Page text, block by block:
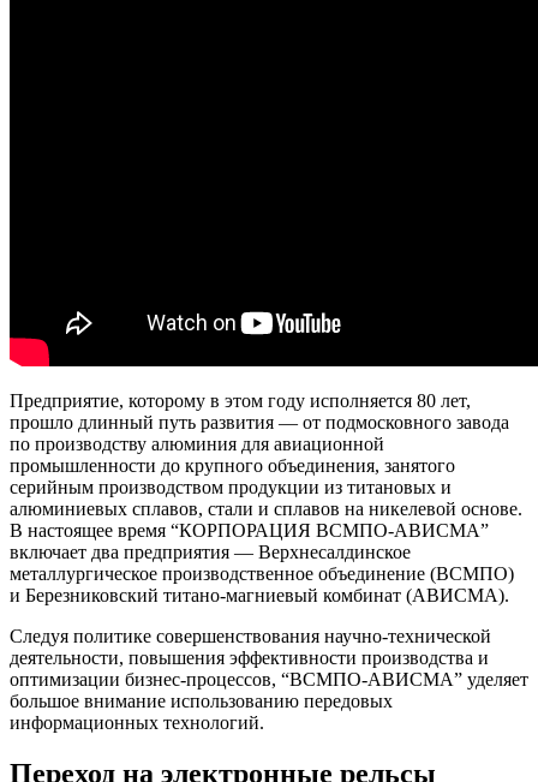
Предприятие, которому в этом году исполняется 80 лет,
прошло длинный путь развития — от подмосковного завода
по производству алюминия для авиационной
промышленности до крупного объединения, занятого
серийным производством продукции из титановых и
алюминиевых сплавов, стали и сплавов на никелевой основе.
В настоящее время “КОРПОРАЦИЯ ВСМПО-АВИСМА”
включает два предприятия — Верхнесалдинское
металлургическое производственное объединение (ВСМПО)
и Березниковский титано-магниевый комбинат (АВИСМА).
Следуя политике совершенствования научно-технической
деятельности, повышения эффективности производства и
оптимизации бизнес-процессов, “ВСМПО-АВИСМА” уделяет
большое внимание использованию передовых
информационных технологий.
Переход на электронные рельсы